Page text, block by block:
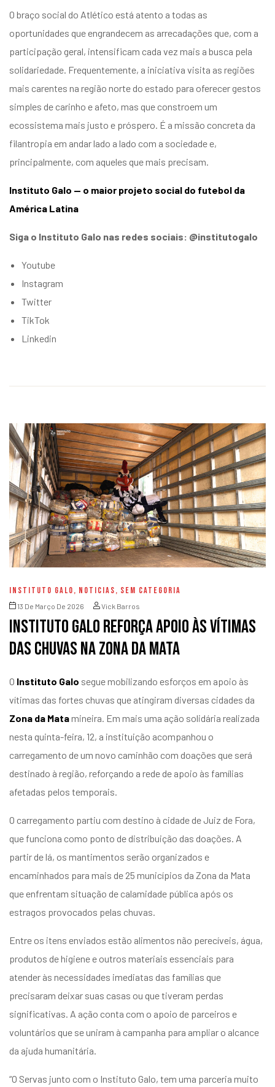
O braço social do Atlético está atento a todas as
oportunidades que engrandecem as arrecadações que, com a
participação geral, intensificam cada vez mais a busca pela
solidariedade. Frequentemente, a iniciativa visita as regiões
mais carentes na região norte do estado para oferecer gestos
simples de carinho e afeto, mas que constroem um
ecossistema mais justo e próspero. É a missão concreta da
filantropia em andar lado a lado com a sociedade e,
principalmente, com aqueles que mais precisam.
Instituto Galo — o maior projeto social do futebol da
América Latina
Siga o Instituto Galo nas redes sociais: @institutogalo
Youtube
Instagram
Twitter
TikTok
Linkedin
INSTITUTO GALO, NOTICIAS, SEM CATEGORIA
13 De Março De 2026 Vick Barros
Instituto Galo reforça apoio às vítimas
das chuvas na Zona da Mata
O Instituto Galo segue mobilizando esforços em apoio às
vítimas das fortes chuvas que atingiram diversas cidades da
Zona da Matamineira. Em mais uma ação solidária realizada
nesta quinta-feira, 12, a instituição acompanhou o
carregamento de um novo caminhão com doações que será
destinado à região, reforçando a rede de apoio às famílias
afetadas pelos temporais.
O carregamento partiu com destino à cidade de Juiz de Fora,
que funciona como ponto de distribuição das doações. A
partir de lá, os mantimentos serão organizados e
encaminhados para mais de 25 municípios da Zona da Mata
que enfrentam situação de calamidade pública após os
estragos provocados pelas chuvas.
Entre os itens enviados estão alimentos não perecíveis, água,
produtos de higiene e outros materiais essenciais para
atender às necessidades imediatas das famílias que
precisaram deixar suas casas ou que tiveram perdas
significativas. A ação conta com o apoio de parceiros e
voluntários que se uniram à campanha para ampliar o alcance
da ajuda humanitária.
“O Servas junto com o Instituto Galo, tem uma parceria muito